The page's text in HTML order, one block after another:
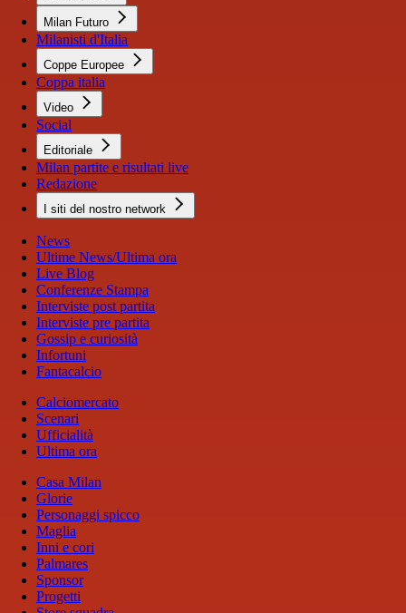
Milan Futuro
Milanisti d'Italia
Coppe Europee
Coppa italia
Video
Social
Editoriale
Milan partite e risultati live
Redazione
I siti del nostro network
News
Ultime News/Ultima ora
Live Blog
Conferenze Stampa
Interviste post partita
Interviste pre partita
Gossip e curiosità
Infortuni
Fantacalcio
Calciomercato
Scenari
Ufficialità
Ultima ora
Casa Milan
Glorie
Personaggi spicco
Maglia
Inni e cori
Palmares
Sponsor
Progetti